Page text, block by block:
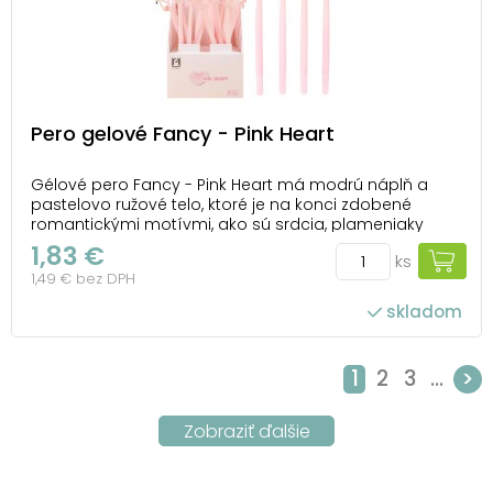
Pero gelové Fancy - Pink Heart
Gélové pero Fancy - Pink Heart má modrú náplň a
pastelovo ružové telo, ktoré je na konci zdobené
romantickými motívmi, ako sú srdcia, plameniaky
alebo symboly lásky. Jemný hrot so šírkou stopy 0,5
mm zaručuje hladké a pohodlné písanie, takže je
ideálny na písanie poznámok, kreslenie alebo
1,83 €
1,49 € bez DPH
ks
skladom
1 2 3 ... >